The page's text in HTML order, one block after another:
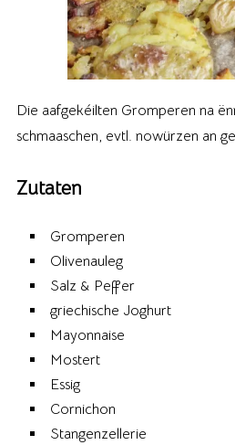
Die aafgekéilten Gromperen na
schmaaschen, evtl. nowürzen an
Zutaten
Gromperen
Olivenauleg
Salz & Peffer
griechische Joghurt
Mayonnaise
Mostert
Essig
Cornichon
Stangenzellerie